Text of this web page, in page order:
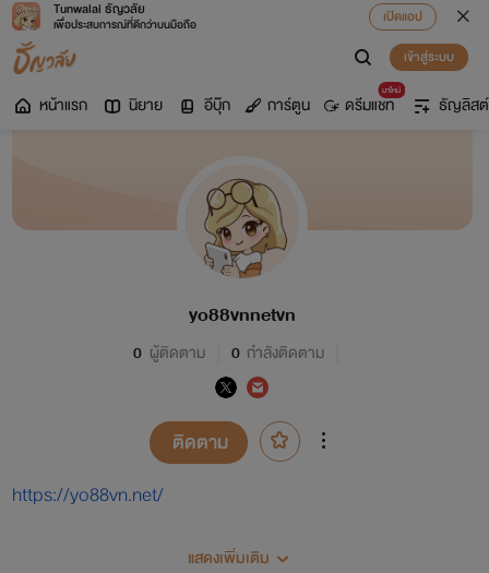
Tunwalai ธัญวลัย
เพื่อประสบการณ์ที่ดีกว่าบนมือถือ
เปิดแอป
เข้าสู่ระบบ
หน้าแรก นิยาย อีบุ๊ก การ์ตูน
มาใหม่
ดรีมแชท ธัญลิสต์
yo88vnnetvn
0 ผู้ติดตาม 0 กำลังติดตาม
ติดตาม
https://yo88vn.net/
แสดงเพิ่มเติม